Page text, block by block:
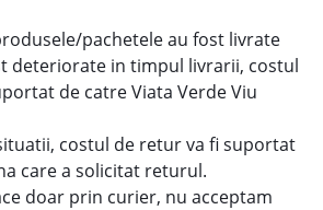
pachetele au fost livrate
deteriorate in timpul livrarii, costul
de catre Viata Verde Viu
costul de retur va fi suportat
care a solicitat returul.
doar prin curier, nu acceptam